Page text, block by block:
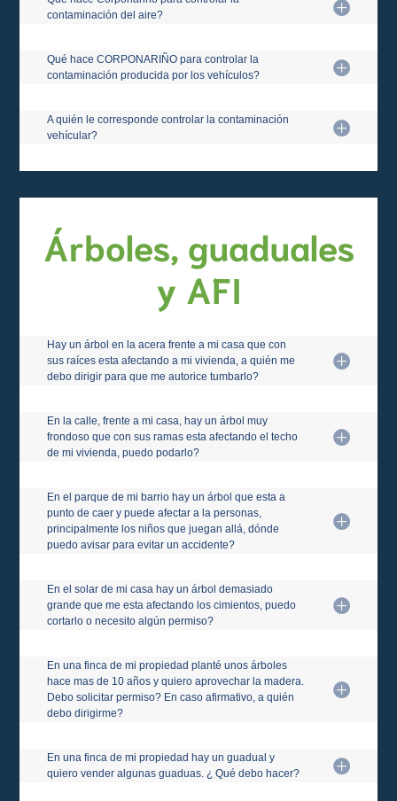
contaminación del aire?
Qué hace CORPONARIÑO para controlar la
contaminación producida por los vehículos?
A quién le corresponde controlar la contaminación
vehícular?
Árboles, guaduales
y AFI
Hay un árbol en la acera frente a mi casa que con
sus raíces esta afectando a mi vivienda, a quién me
debo dirigir para que me autorice tumbarlo?
En la calle, frente a mi casa, hay un árbol muy
frondoso que con sus ramas esta afectando el techo
de mi vivienda, puedo podarlo?
En el parque de mi barrio hay un árbol que esta a
punto de caer y puede afectar a la personas,
principalmente los niños que juegan allá, dónde
puedo avisar para evitar un accidente?
En el solar de mi casa hay un árbol demasiado
grande que me esta afectando los cimientos, puedo
cortarlo o necesito algún permiso?
En una finca de mi propiedad planté unos árboles
hace mas de 10 años y quiero aprovechar la madera.
Debo solicitar permiso? En caso afirmativo, a quién
debo dirigirme?
En una finca de mi propiedad hay un guadual y
quiero vender algunas guaduas. ¿ Qué debo hacer?